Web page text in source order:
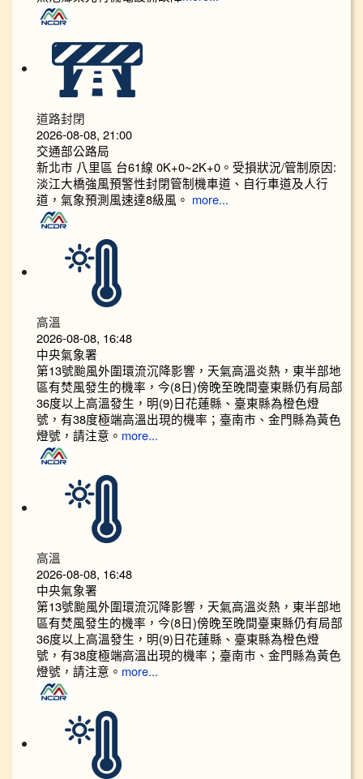
道路封閉
2026-08-08, 21:00
交通部公路局
新北市 八里區 台61線 0K+0~2K+0。受損狀況/管制原因:
淡江大橋強風預警性封閉管制機車道、自行車道及人行
道，氣象預測風速達8級風。
more...
高溫
2026-08-08, 16:48
中央氣象署
第13號颱風外圍環流沉降影響，天氣高溫炎熱，東半部地
區有焚風發生的機率，今(8日)傍晚至晚間臺東縣仍有局部
36度以上高溫發生，明(9)日花蓮縣、臺東縣為橙色燈
號，有38度極端高溫出現的機率；臺南市、金門縣為黃色
燈號，請注意。 more...
高溫
2026-08-08, 16:48
中央氣象署
第13號颱風外圍環流沉降影響，天氣高溫炎熱，東半部地
區有焚風發生的機率，今(8日)傍晚至晚間臺東縣仍有局部
36度以上高溫發生，明(9)日花蓮縣、臺東縣為橙色燈
號，有38度極端高溫出現的機率；臺南市、金門縣為黃色
燈號，請注意。 more...